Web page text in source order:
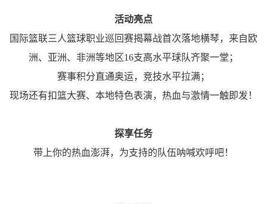
活动亮点
国际篮联三人篮球职业巡回赛揭幕战首次落地横琴，来自欧
洲、亚洲、非洲等地区16支高水平球队齐聚一堂；
赛事积分直通奥运，竞技水平拉满；
现场还有扣篮大赛、本地特色表演，热血与激情一触即发！
探享任务
带上你的热血澎湃，为支持的队伍呐喊欢呼吧！